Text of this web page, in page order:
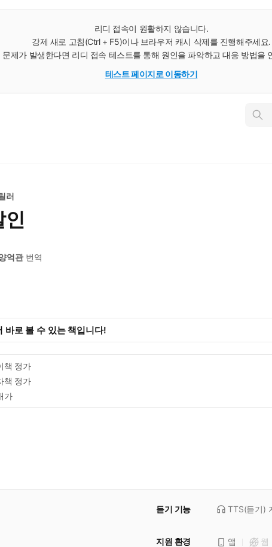
리디 접속이 원활하지 않습니다.
강제 새로 고침(Ctrl + F5)이나 브라우저 캐시 삭제를 진행해주세요.
문제가 발생한다면 리디 접속 테스트를 통해 원인을 파악하고 대응 방법을
테스트 페이지로 이동하기
인
러
인
억관번역
바로 볼 수 있는 책입니다!
책 정가
책 정가
가
듣기 기능 TTS(듣기)
지원 환경 앱 웹